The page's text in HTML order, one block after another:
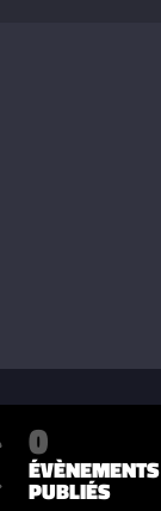
0
ÉVÈNEMENTS
PUBLIÉS